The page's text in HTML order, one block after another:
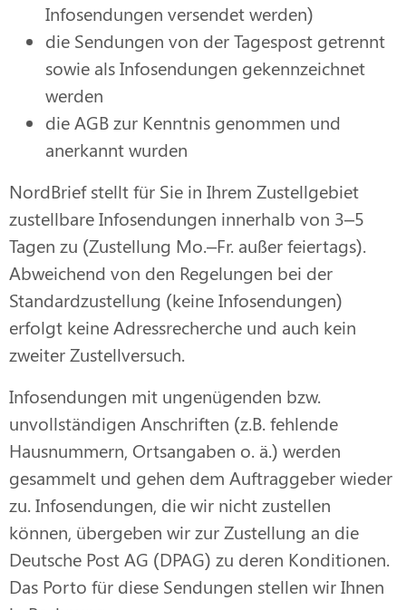
Infosendungen versendet werden)
die Sendungen von der Tagespost getrennt
sowie als Infosendungen gekennzeichnet
werden
die AGB zur Kenntnis genommen und
anerkannt wurden
NordBrief stellt für Sie in Ihrem Zustellgebiet
zustellbare Infosendungen innerhalb von 3–5
Tagen zu (Zustellung Mo.–Fr. außer feiertags).
Abweichend von den Regelungen bei der
Standardzustellung (keine Infosendungen)
erfolgt keine Adressrecherche und auch kein
zweiter Zustellversuch.
Infosendungen mit ungenügenden bzw.
unvollständigen Anschriften (z.B. fehlende
Hausnummern, Ortsangaben o. ä.) werden
gesammelt und gehen dem Auftraggeber wieder
zu. Infosendungen, die wir nicht zustellen
können, übergeben wir zur Zustellung an die
Deutsche Post AG (DPAG) zu deren Konditionen.
Das Porto für diese Sendungen stellen wir Ihnen